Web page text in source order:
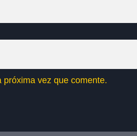
vez que comente.